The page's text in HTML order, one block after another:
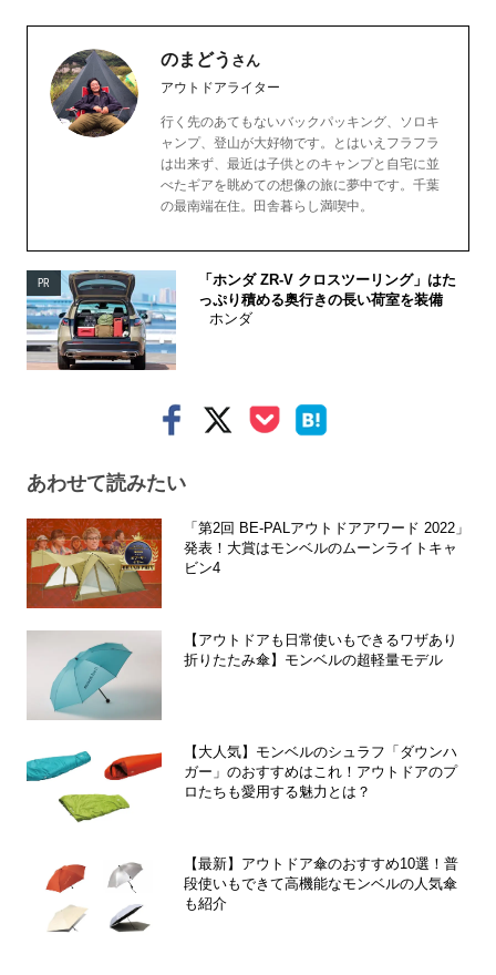
のまどう さん
アウトドアライター
行く先のあてもないバックパッキング、ソロキ
ャンプ、登山が大好物です。とはいえフラフラ
は出来ず、最近は子供とのキャンプと自宅に並
べたギアを眺めての想像の旅に夢中です。千葉
の最南端在住。田舎暮らし満喫中。
PR
「ホンダ ZR-V クロスツーリング」はた
っぷり積める奥行きの長い荷室を装備
ホンダ
あわせて読みたい
「第2回 BE-PALアウトドアアワード 2022」
発表！大賞はモンベルのムーンライトキャ
ビン4
【アウトドアも日常使いもできるワザあり
折りたたみ傘】モンベルの超軽量モデル
【大人気】モンベルのシュラフ「ダウンハ
ガー」のおすすめはこれ！アウトドアのプ
ロたちも愛用する魅力とは？
【最新】アウトドア傘のおすすめ10選！普
段使いもできて高機能なモンベルの人気傘
も紹介